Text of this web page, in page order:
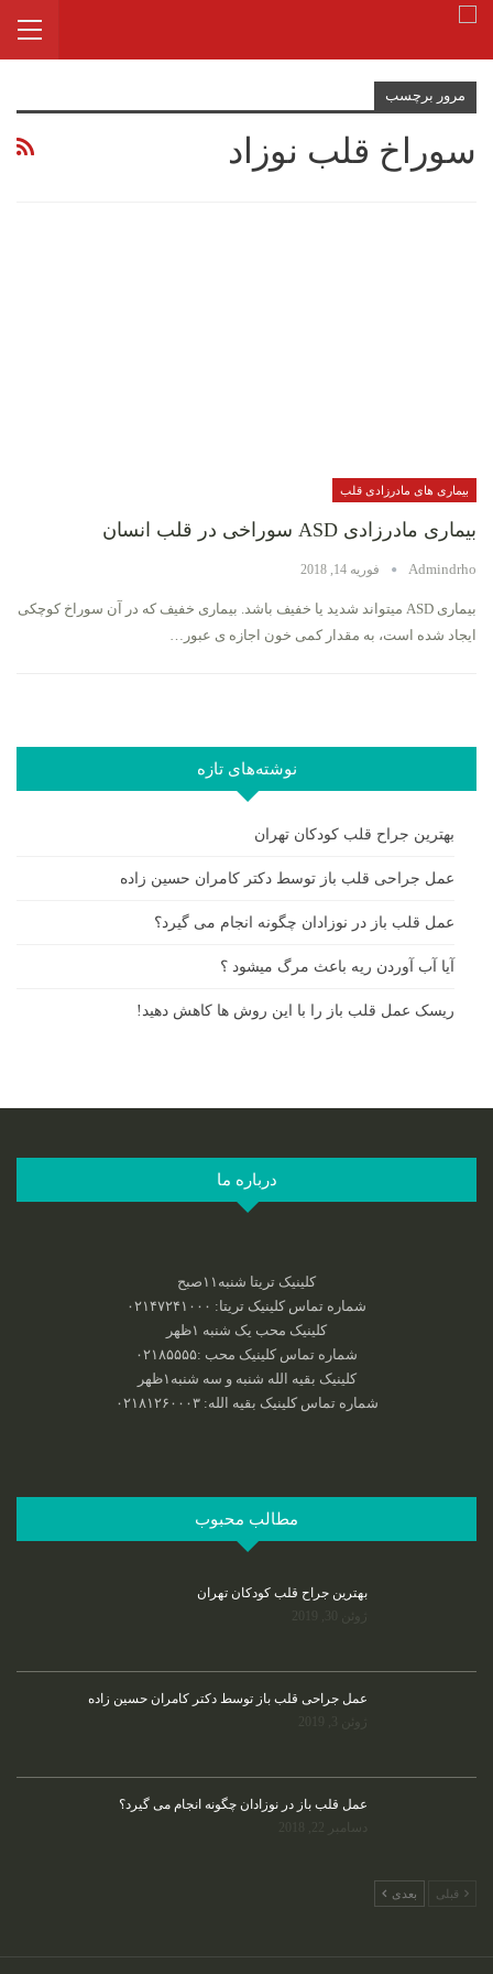
مرور برچسب
سوراخ قلب نوزاد
بیماری های مادرزادی قلب
بیماری مادرزادی ASD سوراخی در قلب انسان
Admindrho فوریه 14, 2018
بیماری ASD میتواند شدید یا خفیف باشد. بیماری خفیف که در آن سوراخ کوچکی
ایجاد شده است، به مقدار کمی خون اجازه ی عبور…
نوشته‌های تازه
بهترین جراح قلب کودکان تهران
عمل جراحی قلب باز توسط دکتر کامران حسین زاده
عمل قلب باز در نوزادان چگونه انجام می گیرد؟
آیا آب آوردن ریه باعث مرگ میشود ؟
ریسک عمل قلب باز را با این روش ها کاهش دهید!
درباره ما
کلینیک تریتا شنبه۱۱صبح
شماره تماس کلینیک تریتا: ۰۲۱۴۷۲۴۱۰۰۰
کلینیک محب یک شنبه ۱ظهر
شماره تماس کلینیک محب :‌۰۲۱۸۵۵۵۵
کلینیک بقیه الله شنبه و سه شنبه۱ظهر
شماره تماس کلینیک بقیه الله: ۰۲۱۸۱۲۶۰۰۰۳
مطالب محبوب
بهترین جراح قلب کودکان تهران
عمل جراحی قلب باز توسط دکتر کامران حسین زاده
عمل قلب باز در نوزادان چگونه انجام می گیرد؟
قبلی بعدی